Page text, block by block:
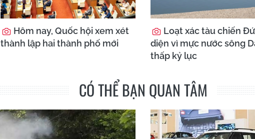
Hôm nay, Quốc hội xem xét
thành lập hai thành phố mới
Loạt xác tàu chiến
diện vì mực nước sông
thấp kỷ lục
CÓ THỂ BẠN QUAN TÂM